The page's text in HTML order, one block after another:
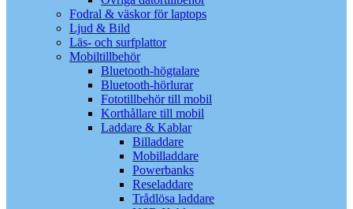
Fodral & väskor för laptops
Ljud & Bild
Läs- och surfplattor
Mobiltillbehör
Bluetooth-högtalare
Bluetooth-hörlurar
Fototillbehör till mobil
Korthållare till mobil
Laddare & Kablar
Billaddare
Mobilladdare
Powerbanks
Reseladdare
Trådlösa laddare